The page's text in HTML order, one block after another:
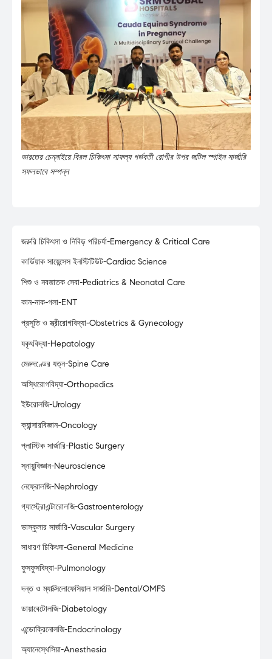
ভারতের চেন্নাইয়ে বিরল চিকিৎসা সাফল্য গর্ভবতী রোগীর উপর জটিল স্পাইন সার্জারি
সফলভাবে সম্পন্ন
জরুরি চিকিৎসা ও নিবিড় পরিচর্যা-Emergency & Critical Care
কার্ডিয়াক সায়েন্সেস ইনস্টিটিউট-Cardiac Science
শিশু ও নবজাতক সেবা-Pediatrics & Neonatal Care
কান-নাক-গলা-ENT
প্রসূতি ও স্ত্রীরোগবিদ্যা-Obstetrics & Gynecology
যকৃৎবিদ্যা-Hepatology
মেরুদণ্ডের যত্ন-Spine Care
অস্থিরোগবিদ্যা-Orthopedics
ইউরোলজি-Urology
ক্যান্সারবিজ্ঞান-Oncology
প্লাস্টিক সার্জারি-Plastic Surgery
স্নায়ুবিজ্ঞান-Neuroscience
নেফ্রোলজি-Nephrology
গ্যাস্ট্রোএন্টারোলজি-Gastroenterology
ভাস্কুলার সার্জারি-Vascular Surgery
সাধারণ চিকিৎসা-General Medicine
ফুসফুসবিদ্যা-Pulmonology
দন্ত ও ম্যাক্সিলোফেসিয়াল সার্জারি-Dental/OMFS
ডায়াবেটোলজি-Diabetology
এন্ডোক্রিনোলজি-Endocrinology
অ্যানেস্থেসিয়া-Anesthesia